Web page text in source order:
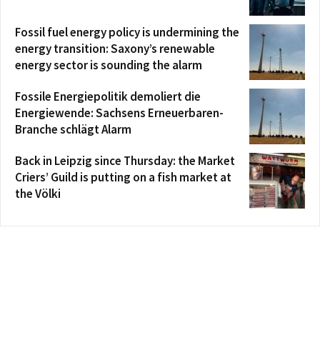
Fossil fuel energy policy is undermining the
energy transition: Saxony’s renewable
energy sector is sounding the alarm
Fossile Energiepolitik demoliert die
Energiewende: Sachsens Erneuerbaren-
Branche schlägt Alarm
Back in Leipzig since Thursday: the Market
Criers’ Guild is putting on a fish market at
the Völki